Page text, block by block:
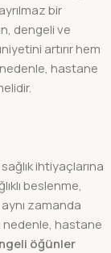
ayrılmaz bir
dengeli ve
artırır hem
hastane
ihtiyaçlarına
beslenme,
zamanda
nedenle, hastane
öğünler